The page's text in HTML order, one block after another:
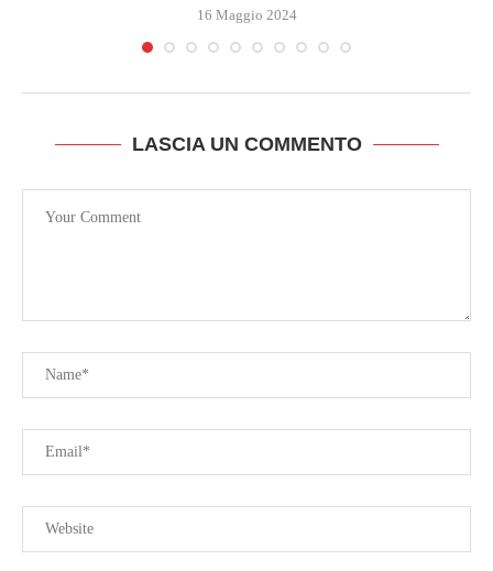
16 Maggio 2024
LASCIA UN COMMENTO